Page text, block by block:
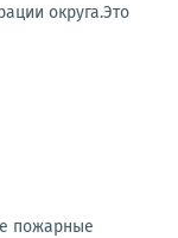
округа.Это
пожарные